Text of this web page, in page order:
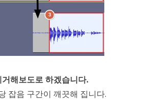
해보도로 하겠습니다.
잡음 구간이 깨끗해 집니다.